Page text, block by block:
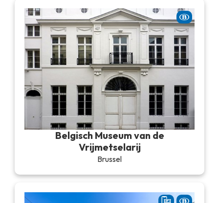
Belgisch Museum van de
Vrijmetselarij
Brussel